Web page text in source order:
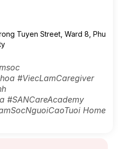
Tuyen Street, Ward 8, Phu
#ViecLamCaregiver
#SANCareAcademy
Home